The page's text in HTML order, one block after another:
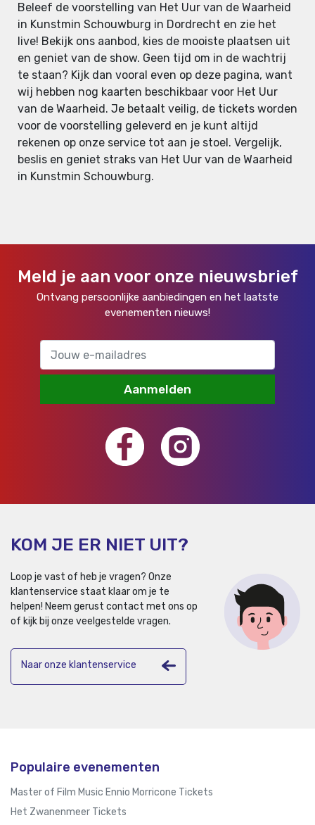
Beleef de voorstelling van Het Uur van de Waarheid
in Kunstmin Schouwburg in Dordrecht en zie het
live! Bekijk ons aanbod, kies de mooiste plaatsen uit
en geniet van de show. Geen tijd om in de wachtrij
te staan? Kijk dan vooral even op deze pagina, want
wij hebben nog kaarten beschikbaar voor Het Uur
van de Waarheid. Je betaalt veilig, de tickets worden
voor de voorstelling geleverd en je kunt altijd
rekenen op onze service tot aan je stoel. Vergelijk,
beslis en geniet straks van Het Uur van de Waarheid
in Kunstmin Schouwburg.
Meld je aan voor onze nieuwsbrief
Ontvang persoonlijke aanbiedingen en het laatste
evenementen nieuws!
Aanmelden
KOM JE ER NIET UIT?
Loop je vast of heb je vragen? Onze
klantenservice staat klaar om je te
helpen! Neem gerust contact met ons op
of kijk bij onze veelgestelde vragen.
Naar onze klantenservice
Populaire evenementen
Master of Film Music Ennio Morricone Tickets
Het Zwanenmeer Tickets